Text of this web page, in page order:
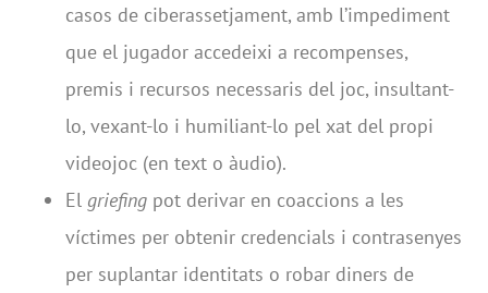
casos de ciberassetjament, amb l’impediment
que el jugador accedeixi a recompenses,
premis i recursos necessaris del joc, insultant-
lo, vexant-lo i humiliant-lo pel xat del propi
videojoc (en text o àudio).
El griefing pot derivar en coaccions a les
víctimes per obtenir credencials i contrasenyes
per suplantar identitats o robar diners de